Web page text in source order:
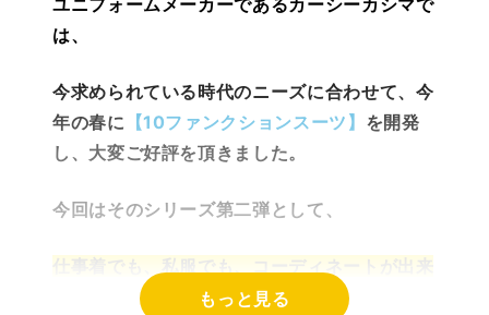
ユニフォームメーカーであるカーシーカシマで
は、
今求められている時代のニーズに合わせて、今
年の春に 【10ファンクションスーツ】 を開発
し、大変ご好評を頂きました。
今回はそのシリーズ第二弾として、
仕事着でも、私服でも、コーディネートが出来
るアイテム【どこでもヒートベスト】を開発い
もっと見る